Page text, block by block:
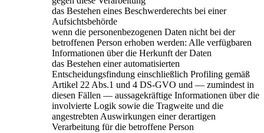
das Bestehen eines Beschwerderechts bei einer
Aufsichtsbehörde
wenn die personenbezogenen Daten nicht bei der
betroffenen Person erhoben werden: Alle verfügbaren
Informationen über die Herkunft der Daten
das Bestehen einer automatisierten
Entscheidungsfindung einschließlich Profiling gemäß
Artikel 22 Abs.1 und 4 DS-GVO und — zumindest in
diesen Fällen — aussagekräftige Informationen über die
involvierte Logik sowie die Tragweite und die
angestrebten Auswirkungen einer derartigen
Verarbeitung für die betroffene Person